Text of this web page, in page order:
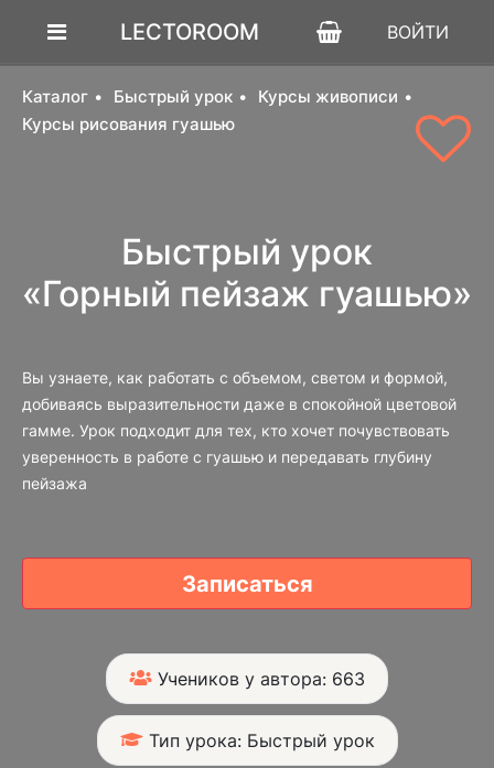
LECTOROOM ВОЙТИ
Каталог Быстрый урок
Курсы живописи
Курсы рисования гуашью
Быстрый урок
«Горный пейзаж гуашью»
Вы узнаете, как работать с объемом, светом и формой,
добиваясь выразительности даже в спокойной цветовой
гамме. Урок подходит для тех, кто хочет почувствовать
уверенность в работе с гуашью и передавать глубину
пейзажа
Записаться
Учеников у автора: 663
Тип урока: Быстрый урок